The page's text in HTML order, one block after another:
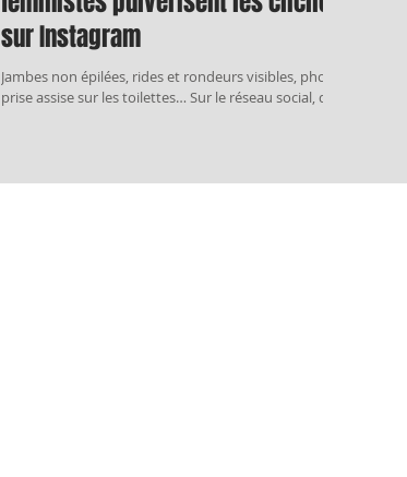
sur Instagram
Jambes non épilées, rides et rondeurs visibles, photo
prise assise sur les toilettes… Sur le réseau social, des